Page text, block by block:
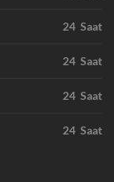
24 Saat
24 Saat
24 Saat
24 Saat